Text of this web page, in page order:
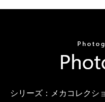
シリーズ：メカコレクシ